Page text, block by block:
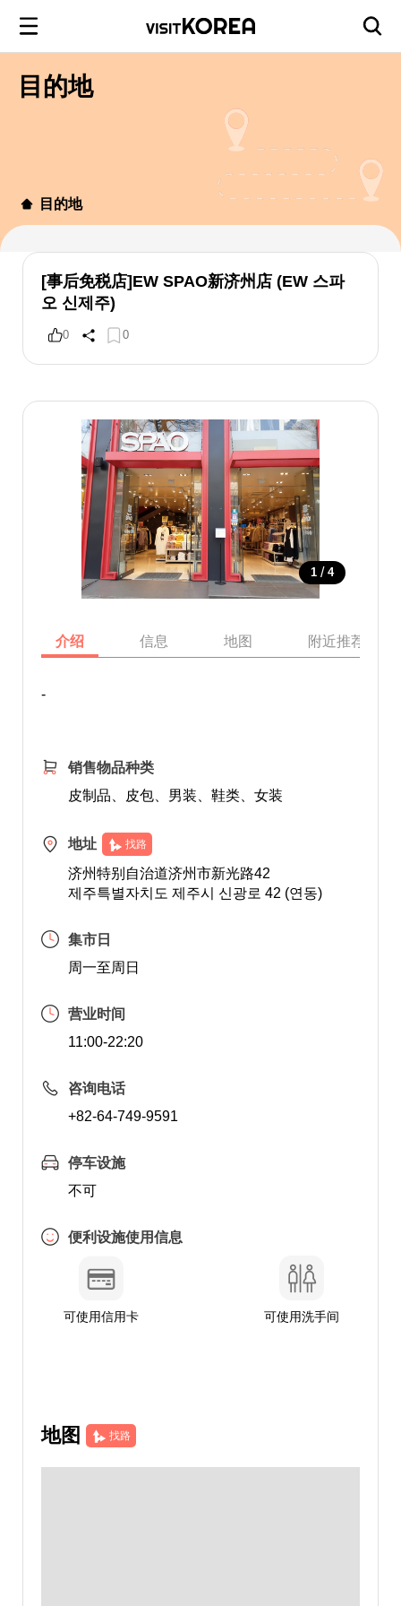
目的地
目的地
[事后免税店]EW SPAO新济州店 (EW 스파
오 신제주)
0 0
1 / 4
介绍 信息 地图 附近推荐景点
-
销售物品种类
皮制品、皮包、男装、鞋类、女装
地址 找路
济州特别自治道济州市新光路42
제주특별자치도 제주시 신광로 42 (연동)
集市日
周一至周日
营业时间
11:00-22:20
咨询电话
+82-64-749-9591
停车设施
不可
便利设施使用信息
可使用信用卡 可使用洗手间
地图 找路